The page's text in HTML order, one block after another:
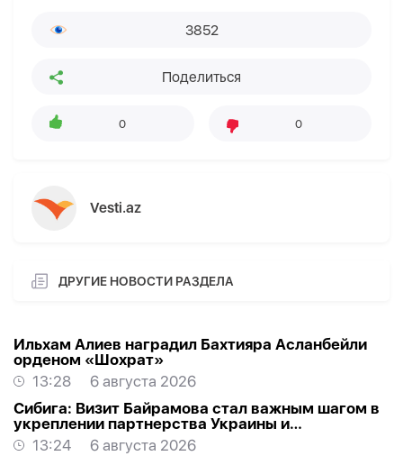
3852
Поделиться
0 0
Vesti.az
ДРУГИЕ НОВОСТИ РАЗДЕЛА
Ильхам Алиев наградил Бахтияра Асланбейли
орденом «Шохрат»
13:28
6 августа 2026
Сибига: Визит Байрамова стал важным шагом в
укреплении партнерства Украины и
Азербайджана
13:24
6 августа 2026